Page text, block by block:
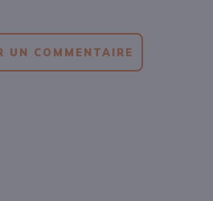
UN COMMENTAIRE